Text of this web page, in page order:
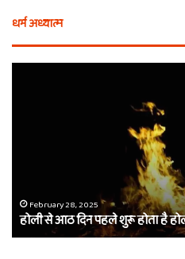
धर्म अध्यात्म
होलाष्टक,
भूल
से
February 28, 2025
होली से आठ दिन पहले शुरू होता है